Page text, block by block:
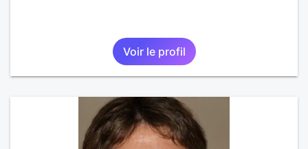
Voir le profil